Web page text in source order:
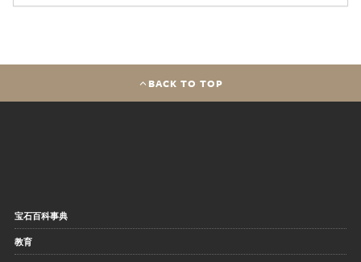
BACK TO TOP
宝石百科事典
教育